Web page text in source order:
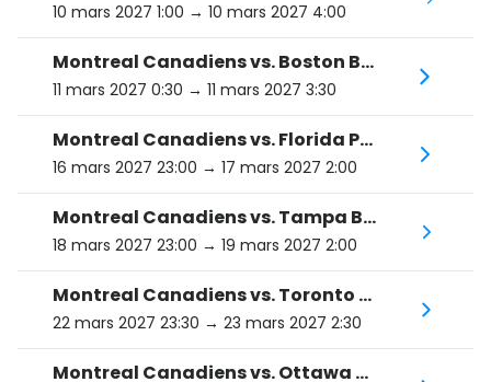
10 mars 2027 1:00 → 10 mars 2027 4:00
Montreal Canadiens vs. Boston Bruins
11 mars 2027 0:30 → 11 mars 2027 3:30
Montreal Canadiens vs. Florida Panthers
16 mars 2027 23:00 → 17 mars 2027 2:00
Montreal Canadiens vs. Tampa Bay Lightning
18 mars 2027 23:00 → 19 mars 2027 2:00
Montreal Canadiens vs. Toronto Maple Leafs
22 mars 2027 23:30 → 23 mars 2027 2:30
Montreal Canadiens vs. Ottawa Senators